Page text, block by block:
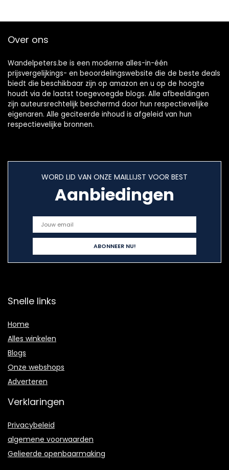
Over ons
Wandelpeters.be is een moderne alles-in-één
prijsvergelijkings- en beoordelingswebsite die de beste deals
biedt die beschikbaar zijn op amazon en u op de hoogte
houdt via de laatst toegevoegde blogs. Alle afbeeldingen
zijn auteursrechtelijk beschermd door hun respectievelijke
eigenaren. Alle geciteerde inhoud is afgeleid van hun
respectievelijke bronnen.
WORD LID VAN ONZE MAILLIJST VOOR BEST
Aanbiedingen
Snelle links
Home
Alles winkelen
Blogs
Onze webshops
Adverteren
Verklaringen
Privacybeleid
algemene voorwaarden
Gelieerde openbaarmaking